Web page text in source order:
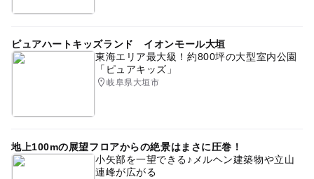
ピュアハートキッズランド イオンモール大垣
東海エリア最大級！約800坪の大型室内公園
「ピュアキッズ」
岐阜県大垣市
地上100mの展望フロアからの絶景はまさに圧巻！
小矢部を一望できる♪メルヘン建築物や立山
連峰が広がる